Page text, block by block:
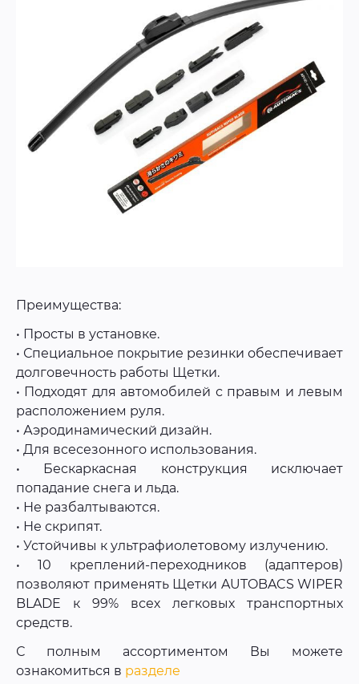
Преимущества:
• Просты в установке.
• Специальное покрытие резинки обеспечивает
долговечность работы Щетки.
• Подходят для автомобилей с правым и левым
расположением руля.
• Аэродинамический дизайн.
• Для всесезонного использования.
• Бескаркасная конструкция исключает
попадание снега и льда.
• Не разбалтываются.
• Не скрипят.
• Устойчивы к ультрафиолетовому излучению.
• 10 креплений-переходников (адаптеров)
позволяют применять Щетки AUTOBACS WIPER
BLADE к 99% всех легковых транспортных
средств.
С полным ассортиментом Вы можете
ознакомиться в разделе